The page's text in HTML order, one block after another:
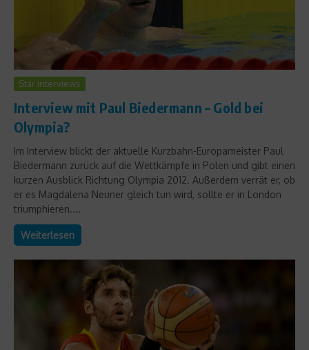
Star Interviews
Interview mit Paul Biedermann – Gold bei
Olympia?
Im Interview blickt der aktuelle Kurzbahn-Europameister Paul
Biedermann zurück auf die Wettkämpfe in Polen und gibt einen
kurzen Ausblick Richtung Olympia 2012. Außerdem verrät er, ob
er es Magdalena Neuner gleich tun wird, sollte er in London
triumphieren....
Weiterlesen